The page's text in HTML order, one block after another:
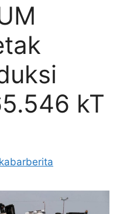
kT
kabarberita